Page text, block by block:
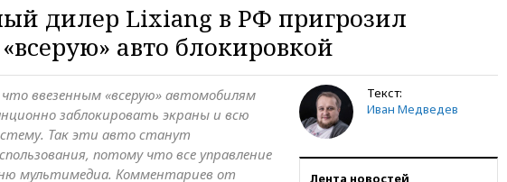
дилер Lixiang в РФ пригрозил
авто блокировкой
Текст:
Иван Медведев
Лента новостей
что ввезенным «всерую» автомобилям
заблокировать экраны и всю
Так эти авто станут
потому что все управление
мультимедиа. Комментариев от